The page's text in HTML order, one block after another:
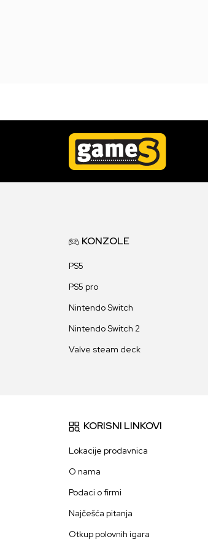
KONZOLE
PS5
PS5 pro
Nintendo Switch
Nintendo Switch 2
Valve steam deck
KORISNI LINKOVI
Lokacije prodavnica
O nama
Podaci o firmi
Najčešća pitanja
Otkup polovnih igara